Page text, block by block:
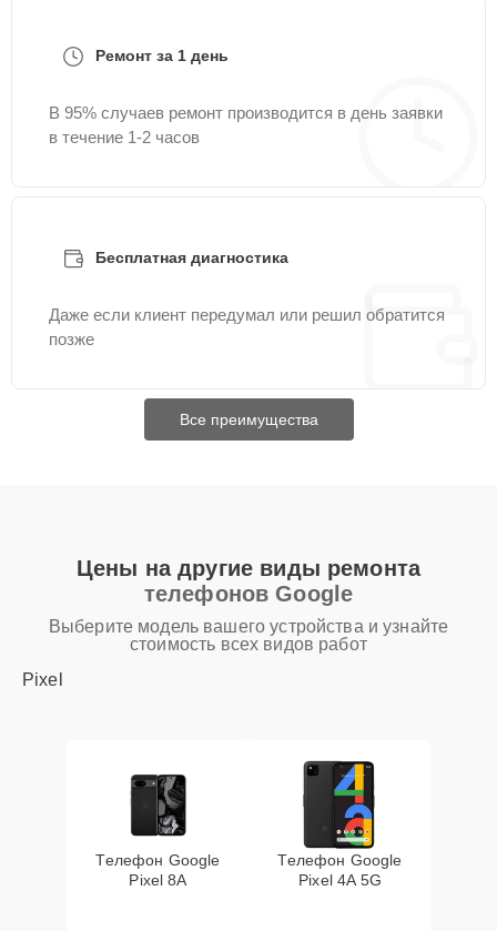
Ремонт за 1 день
В 95% случаев ремонт производится в день заявки
в течение 1-2 часов
Бесплатная диагностика
Даже если клиент передумал или решил обратится
позже
Все преимущества
Цены на другие виды ремонта
телефонов Google
Выберите модель вашего устройства и узнайте
стоимость всех видов работ
Pixel
Телефон Google
Pixel 8A
Телефон Google
Pixel 4A 5G